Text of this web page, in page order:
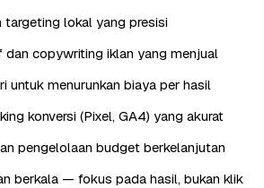
targeting lokal yang presisi
dan copywriting iklan yang menjual
untuk menurunkan biaya per hasil
konversi (Pixel, GA4) yang akurat
pengelolaan budget berkelanjutan
berkala — fokus pada hasil, bukan klik